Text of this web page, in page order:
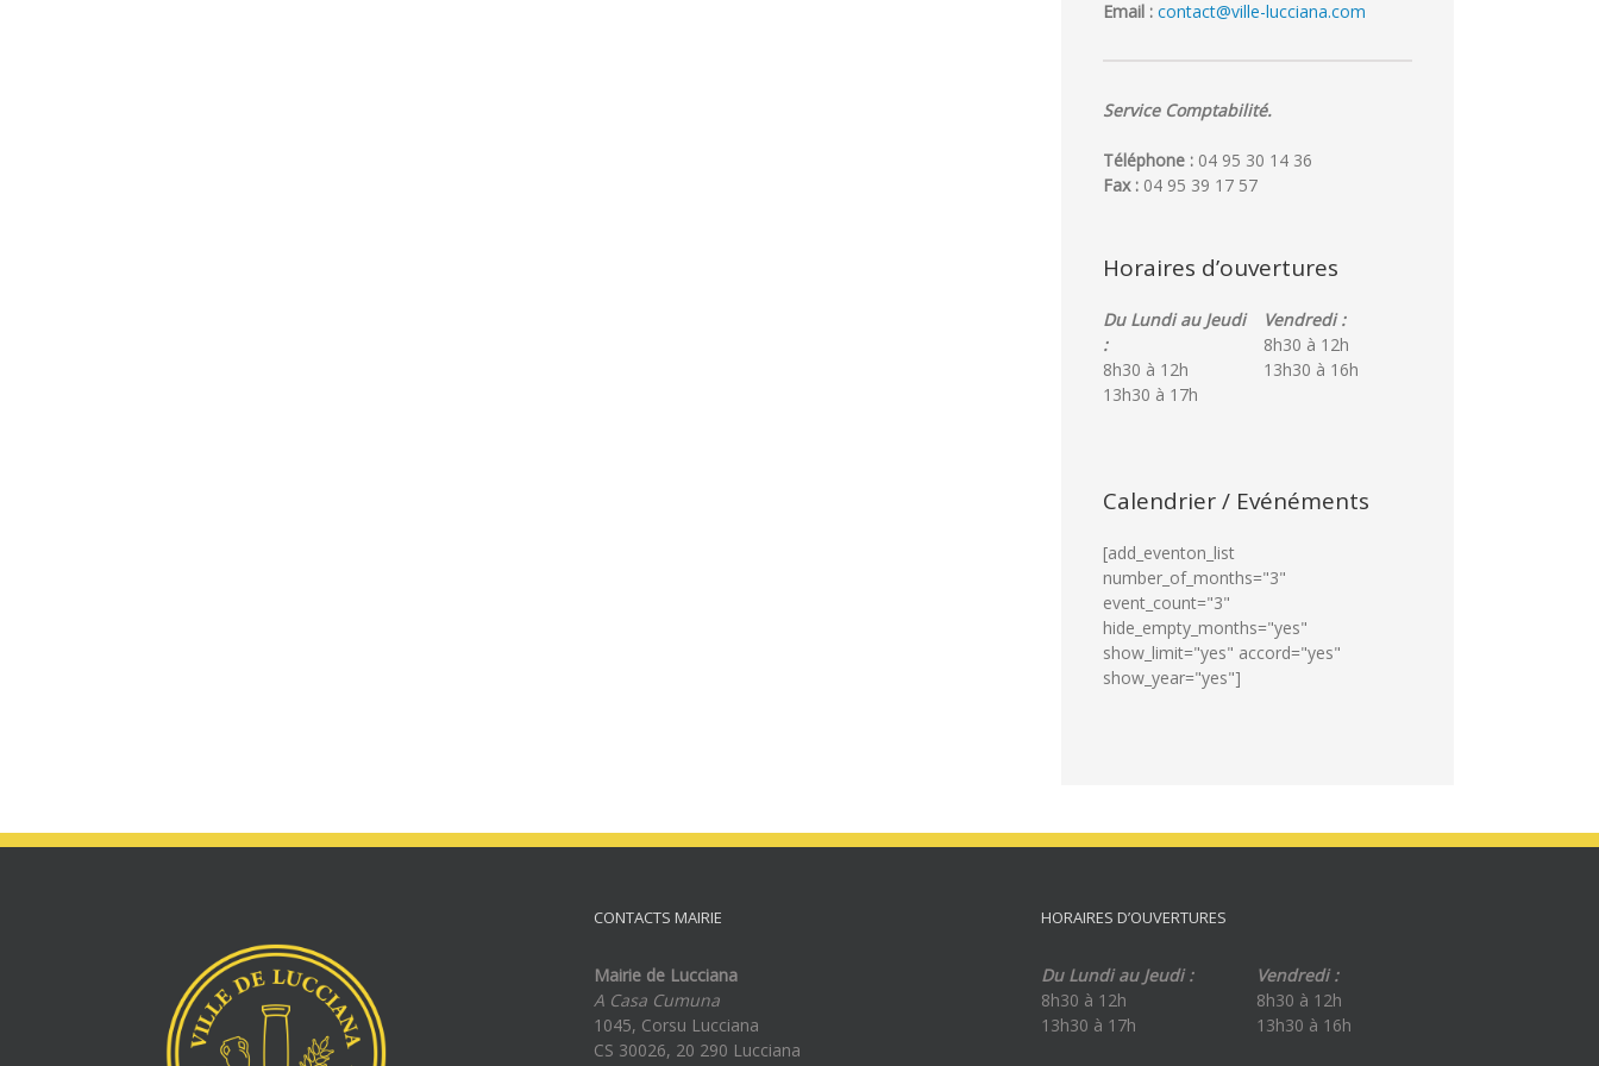
Email : contact@ville-lucciana.com
Service Comptabilité.
Téléphone : 04 95 30 14 36
Fax : 04 95 39 17 57
Horaires d’ouvertures
Du Lundi au Jeudi
:
8h30 à 12h
13h30 à 17h
Vendredi :
8h30 à 12h
13h30 à 16h
Calendrier / Evénéments
[add_eventon_list
number_of_months="3"
event_count="3"
hide_empty_months="yes"
show_limit="yes" accord="yes"
show_year="yes"]
CONTACTS MAIRIE
Mairie de Lucciana
A Casa Cumuna
1045, Corsu Lucciana
CS 30026, 20 290 Lucciana
HORAIRES D’OUVERTURES
Du Lundi au Jeudi :
8h30 à 12h
13h30 à 17h
Vendredi :
8h30 à 12h
13h30 à 16h